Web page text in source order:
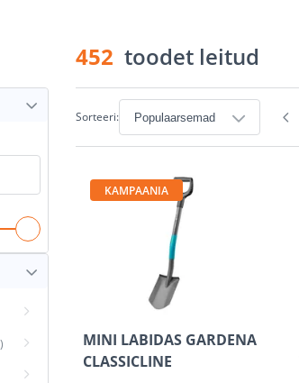
452 toodet leitud
Sorteeri:
KAMPAANIA
MINI LABIDAS GARDENA
CLASSICLINE